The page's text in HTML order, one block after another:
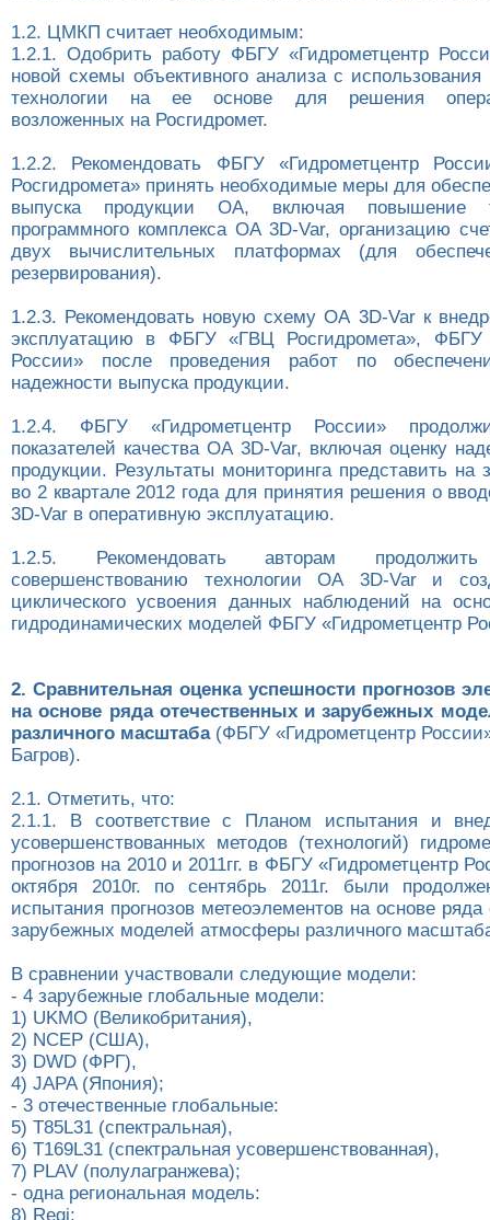
1.2. ЦМКП считает необходимым:
1.2.1. Одобрить работу ФБГУ «Гидрометцентр
новой схемы объективного анализа с
технологии на ее основе для решения
возложенных на Росгидромет.
1.2.2. Рекомендовать ФБГУ «Гидрометцентр
Росгидромета» принять необходимые меры для
выпуска продукции ОА, включая повышение
программного комплекса ОА 3D-Var, организацию
двух вычислительных платформах (для
резервирования).
1.2.3. Рекомендовать новую схему ОА 3D-Var к
эксплуатацию в ФБГУ «ГВЦ Росгидромета», ФБГУ
России» после проведения работ по
надежности выпуска продукции.
1.2.4. ФБГУ «Гидрометцентр России»
показателей качества ОА 3D-Var, включая оценку
продукции. Результаты мониторинга представить
во 2 квартале 2012 года для принятия решения о
3D-Var в оперативную эксплуатацию.
1.2.5. Рекомендовать авторам
совершенствованию технологии ОА 3D-Var и
циклического усвоения данных наблюдений на
гидродинамических моделей ФБГУ «Гидрометцентр
2. Сравнительная оценка успешности прогнозов
на основе ряда отечественных и зарубежных
различного масштаба(ФБГУ «Гидрометцентр
Багров).
2.1. Отметить, что:
2.1.1. В соответствие с Планом испытания и
усовершенствованных методов (технологий)
прогнозов на 2010 и 2011гг. в ФБГУ «Гидрометцентр
октября 2010г. по сентябрь 2011г. были
испытания прогнозов метеоэлементов на основе ряда
зарубежных моделей атмосферы различного
В сравнении участвовали следующие модели:
- 4 зарубежные глобальные модели:
1) UKMO (Великобритания),
2) NCEP (США),
3) DWD (ФРГ),
4) JAPA (Япония);
- 3 отечественные глобальные:
5) T85L31 (спектральная),
6) T169L31 (спектральная усовершенствованная),
7) PLAV (полулагранжева);
- одна региональная модель:
8) Regi;